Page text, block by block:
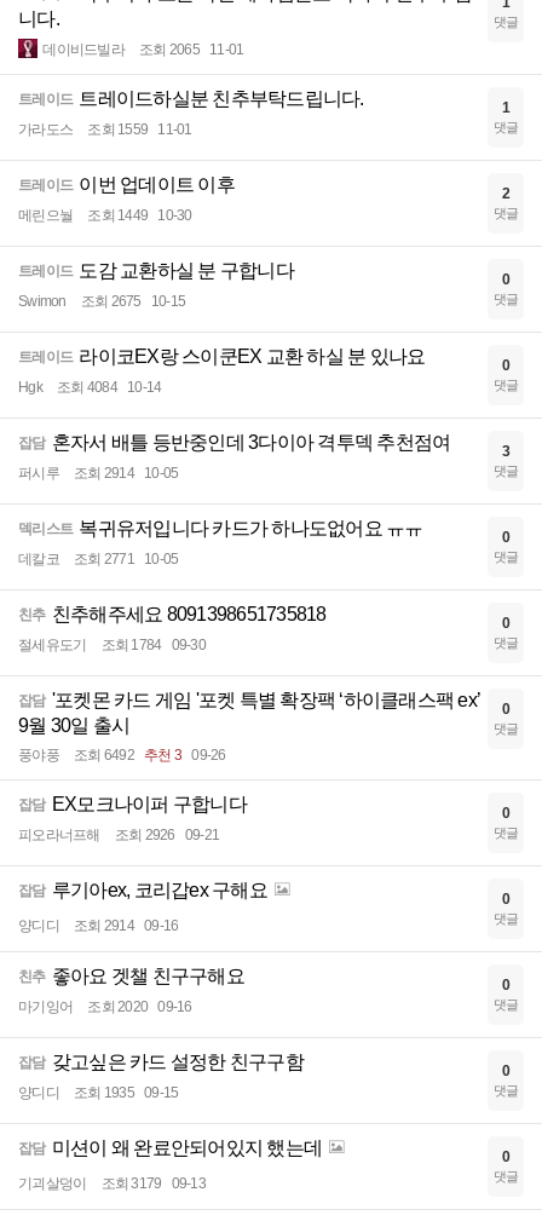
니다.
데이비드빌라 조회 2065 11-01
댓글
트레이드 트레이드하실분 친추부탁드립니다.
가라도스 조회 1559 11-01
1
댓글
트레이드 이번 업데이트 이후
메린으눨 조회 1449 10-30
2
댓글
트레이드 도감 교환하실 분 구합니다
Swimon 조회 2675 10-15
0
댓글
트레이드 라이코EX랑 스이쿤EX 교환 하실 분 있나요
Hgk 조회 4084 10-14
0
댓글
잡담 혼자서 배틀 등반중인데 3다이아 격투덱 추천점여
퍼시루 조회 2914 10-05
3
댓글
덱리스트 복귀유저입니다 카드가 하나도없어요 ㅠㅠ
데칼코 조회 2771 10-05
0
댓글
친추 친추해주세요 8091398651735818
절세유도기 조회 1784 09-30
0
댓글
잡담 '포켓몬 카드 게임 '포켓 특별 확장팩 ‘하이클래스팩 ex’
9월 30일 출시
풍야풍 조회 6492 추천 3 09-26
0
댓글
잡담 EX모크나이퍼 구합니다
피오라너프해 조회 2926 09-21
0
댓글
잡담 루기아ex, 코리갑ex 구해요
양디디 조회 2914 09-16
0
댓글
친추 좋아요 겟챌 친구구해요
마기잉어 조회 2020 09-16
0
댓글
잡담 갖고싶은 카드 설정한 친구구함
양디디 조회 1935 09-15
0
댓글
잡담 미션이 왜 완료안되어있지 했는데
기괴살덩이 조회 3179 09-13
0
댓글